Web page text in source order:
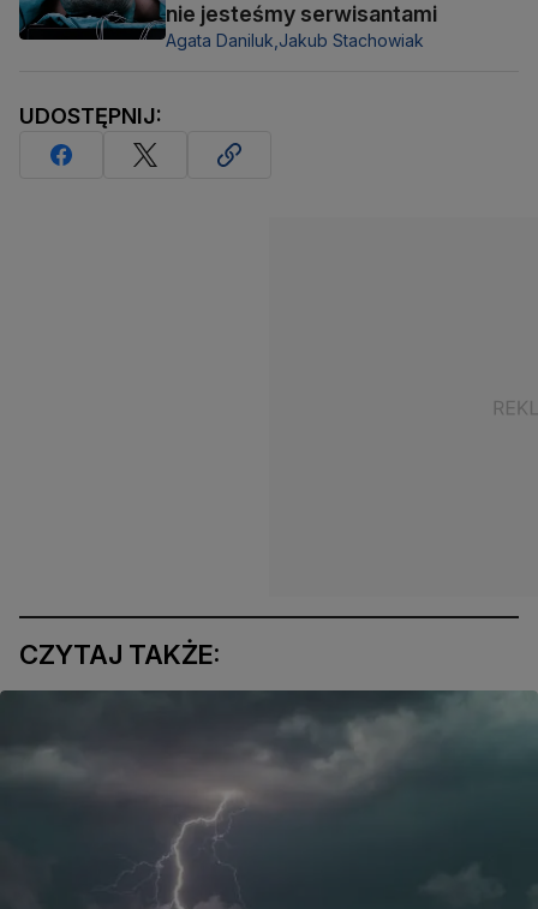
nie jesteśmy serwisantami
Agata Daniluk, Jakub Stachowiak
UDOSTĘPNIJ:
CZYTAJ TAKŻE: